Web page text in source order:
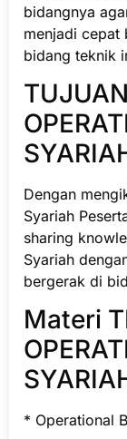
bidangnya
menjadi cepat
bidang teknik
Dengan
Syariah
sharing
Syariah
bergerak di
Materi
* Operational